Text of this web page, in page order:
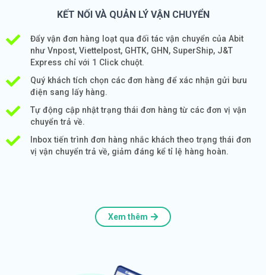
KẾT NỐI VÀ QUẢN LÝ VẬN CHUYỂN
Đẩy vận đơn hàng loạt qua đối tác vận chuyển của Abit
như Vnpost, Viettelpost, GHTK, GHN, SuperShip, J&T
Express chỉ với 1 Click chuột.
Quý khách tích chọn các đơn hàng để xác nhận gửi bưu
điện sang lấy hàng.
Tự động cập nhật trạng thái đơn hàng từ các đơn vị vận
chuyển trả về.
Inbox tiến trình đơn hàng nhắc khách theo trạng thái đơn
vị vận chuyển trả về, giảm đáng kể tỉ lệ hàng hoàn.
Xem thêm